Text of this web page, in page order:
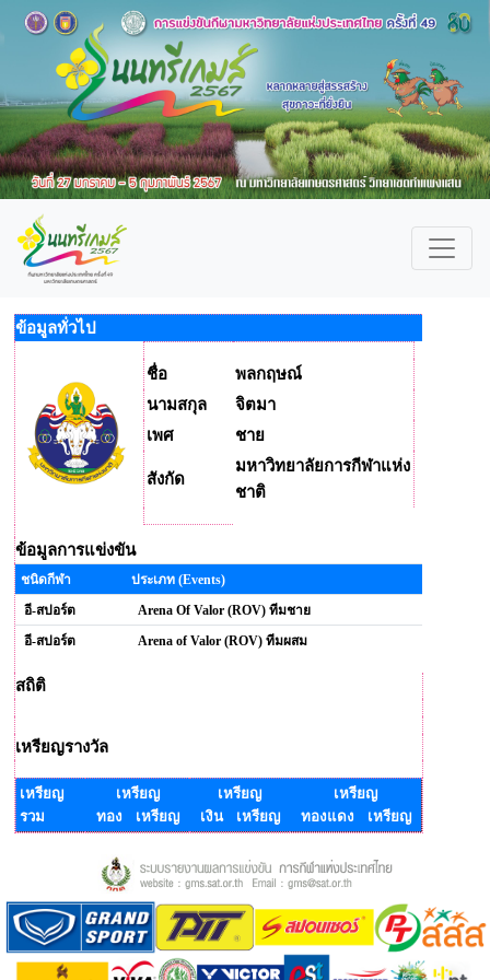
ข้อมูลทั่วไป
ชื่อ
พลกฤษณ์
นามสกุล
จิตมา
เพศ
ชาย
สังกัด
มหาวิทยาลัยการกีฬาแห่ง
ชาติ
ข้อมูลการแข่งขัน
ชนิดกีฬา
ประเภท (Events)
อี-สปอร์ต
Arena Of Valor (ROV) ทีมชาย
อี-สปอร์ต
Arena of Valor (ROV) ทีมผสม
สถิติ
เหรียญรางวัล
เหรียญ
รวม
เหรียญ
ทอง เหรียญ
เหรียญ
เงิน เหรียญ
เหรียญ
ทองแดง เหรียญ